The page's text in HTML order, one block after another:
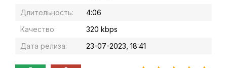
Длительность:
4:06
Качество:
320 kbps
Дата релиза:
23-07-2023, 18:41